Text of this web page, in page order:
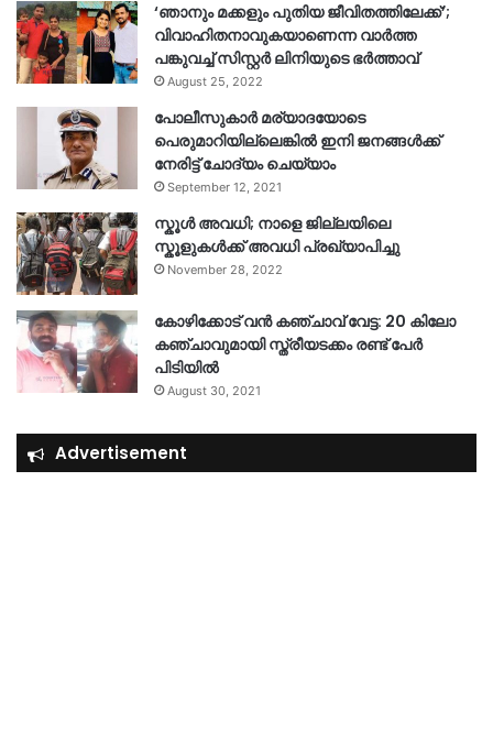
‘ഞാനും മക്കളും പുതിയ ജീവിതത്തിലേക്ക്’;
വിവാഹിതനാവുകയാണെന്ന വാർത്ത
പങ്കുവച്ച് സിസ്റ്റർ ലിനിയുടെ ഭർത്താവ്
August 25, 2022
പോലീസുകാര്‍ മര്യാദയോടെ
പെരുമാറിയില്ലെങ്കില്‍ ഇനി ജനങ്ങള്‍ക്ക്
നേരിട്ട് ചോദ്യം ചെയ്യാം
September 12, 2021
സ്കൂൾ അവധി; നാളെ ജില്ലയിലെ
സ്കൂളുകൾക്ക് അവധി പ്രഖ്യാപിച്ചു
November 28, 2022
കോഴിക്കോട് വൻ കഞ്ചാവ് വേട്ട: 20 കിലോ
കഞ്ചാവുമായി സ്ത്രീയടക്കം രണ്ട് പേർ
പിടിയിൽ
August 30, 2021
Advertisement